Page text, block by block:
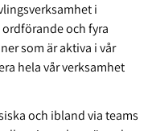
i
och fyra
som är aktiva i vår
hela vår verksamhet
och ibland via teams